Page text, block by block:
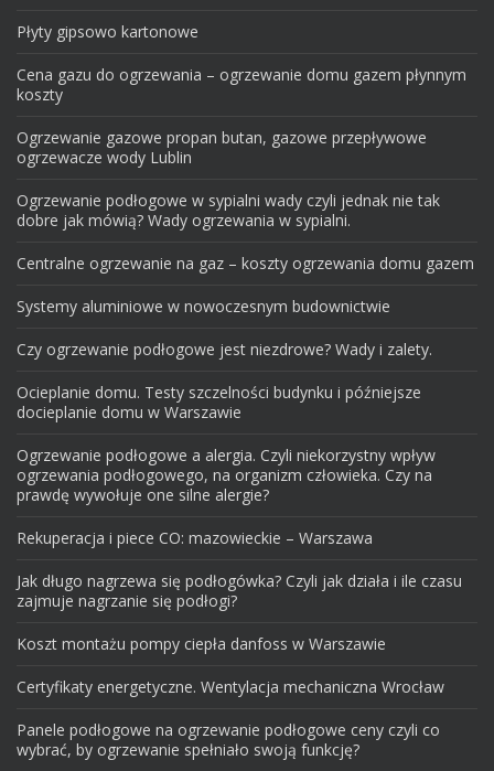
Płyty gipsowo kartonowe
Cena gazu do ogrzewania – ogrzewanie domu gazem płynnym
koszty
Ogrzewanie gazowe propan butan, gazowe przepływowe
ogrzewacze wody Lublin
Ogrzewanie podłogowe w sypialni wady czyli jednak nie tak
dobre jak mówią? Wady ogrzewania w sypialni.
Centralne ogrzewanie na gaz – koszty ogrzewania domu gazem
Systemy aluminiowe w nowoczesnym budownictwie
Czy ogrzewanie podłogowe jest niezdrowe? Wady i zalety.
Ocieplanie domu. Testy szczelności budynku i późniejsze
docieplanie domu w Warszawie
Ogrzewanie podłogowe a alergia. Czyli niekorzystny wpływ
ogrzewania podłogowego, na organizm człowieka. Czy na
prawdę wywołuje one silne alergie?
Rekuperacja i piece CO: mazowieckie – Warszawa
Jak długo nagrzewa się podłogówka? Czyli jak działa i ile czasu
zajmuje nagrzanie się podłogi?
Koszt montażu pompy ciepła danfoss w Warszawie
Certyfikaty energetyczne. Wentylacja mechaniczna Wrocław
Panele podłogowe na ogrzewanie podłogowe ceny czyli co
wybrać, by ogrzewanie spełniało swoją funkcję?